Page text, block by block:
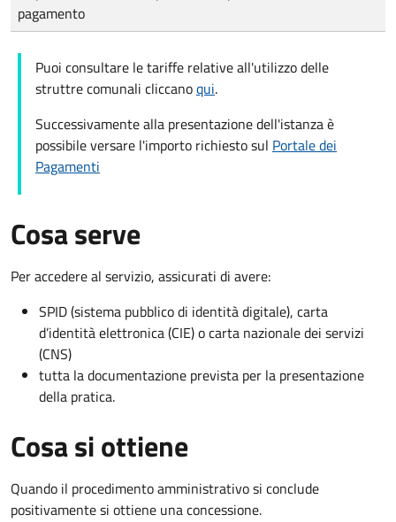
pagamento
Puoi consultare le tariffe relative all'utilizzo delle
struttre comunali cliccanoqui.
Successivamente alla presentazione dell'istanza è
possibile versare l'importo richiesto sul Portale dei
Pagamenti
Cosa serve
Per accedere al servizio, assicurati di avere:
SPID (sistema pubblico di identità digitale), carta
d’identità elettronica (CIE) o carta nazionale dei servizi
(CNS)
tutta la documentazione prevista per la presentazione
della pratica.
Cosa si ottiene
Quando il procedimento amministrativo si conclude
positivamente si ottiene una concessione.